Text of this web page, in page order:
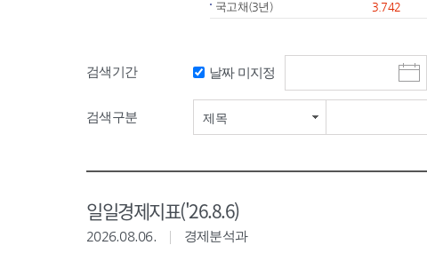
국고채(3년)
3.742
검색기간 날짜 미지정
시
작
검색구분 제목
일일경제지표('26.8.6)
2026.08.06. 경제분석과